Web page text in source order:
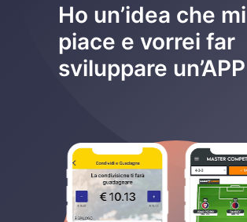
Ho un’idea che mi
piace e vorrei far
sviluppare un’APP